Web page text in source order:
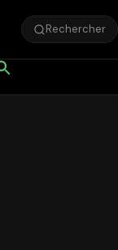
Rechercher